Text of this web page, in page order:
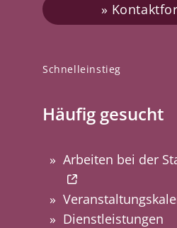
Schnelleinstieg
Häufig gesucht
Arbeiten bei der
Dienstleistungen